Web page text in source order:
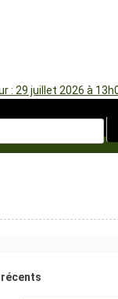
: 29 juillet 2026 à